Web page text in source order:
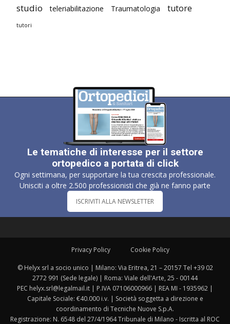
studio teleriabilitazione Traumatologia tutore
tutori
Le tematiche di interesse per il settore
ortopedico a portata di click
Ogni settimana, per supportare la tua crescita professionale.
Unisciti a oltre 2.500 professionisti che già ne fanno parte
ISCRIVITI ALLA NEWSLETTER
Privacy Policy Cookie Policy
© Helyx srl a socio unico | Milano: Via Eritrea, 21 – 20157 Tel +39 02
2772 991 (Sede legale) | Roma: Viale dell'Arte, 25 - 00144
PEC helyx.srl@legalmail.it | P.IVA 07106000966 | REA MI - 1935962 |
Capitale Sociale: €40.000 i.v. | Società soggetta a direzione e
coordinamento di Tecniche Nuove S.p.A.
Registrazione: N. 6548 del 27/4/1964 Tribunale di Milano - Iscritta al ROC